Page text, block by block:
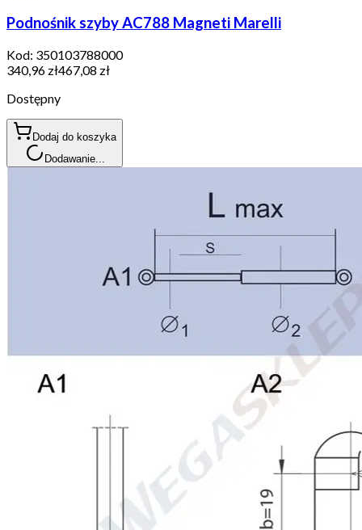
Podnośnik szyby AC788 Magneti Marelli
Kod: 350103788000
340,96 zł467,08 zł
Dostępny
Dodaj do koszyka
Dodawanie...